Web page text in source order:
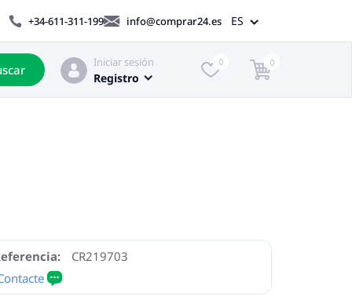
+34-611-311-199 info@comprar24.es ES
Iniciar sesión
Registro
0 0
CR219703